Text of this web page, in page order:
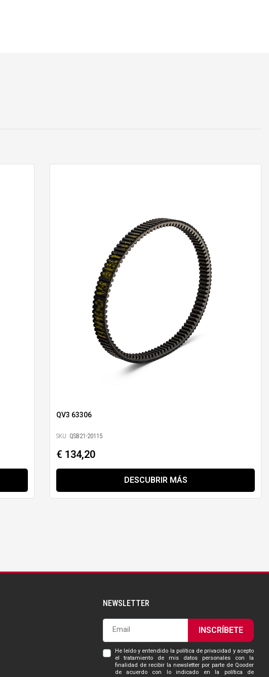
QV3 63306
SKU: QSB21-20115
€ 134,20
DESCUBRIR MÁS
NEWSLETTER
INSCRÍBETE
He leído y entendido la política de privacidad y acepto
el tratamiento de mis datos personales con la
finalidad de recibir la newsletter por parte de Qooder
de acuerdo con lo indicado en la política de